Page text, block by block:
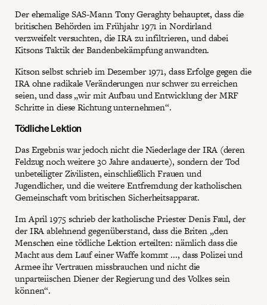
Der ehemalige SAS-Mann Tony Geraghty behauptet, dass die
britischen Behörden im Frühjahr 1971 in Nordirland
verzweifelt versuchten, die IRA zu infiltrieren, und dabei
Kitsons Taktik der Bandenbekämpfung anwandten.
Kitson selbst schrieb im Dezember 1971, dass Erfolge gegen die
IRA ohne radikale Veränderungen nur schwer zu erreichen
seien, und dass „wir mit Aufbau und Entwicklung der MRF
Schritte in diese Richtung unternehmen“.
Tödliche Lektion
Das Ergebnis war jedoch nicht die Niederlage der IRA (deren
Feldzug noch weitere 30 Jahre andauerte), sondern der Tod
unbeteiligter Zivilisten, einschließlich Frauen und
Jugendlicher, und die weitere Entfremdung der katholischen
Gemeinschaft vom britischen Sicherheitsapparat.
Im April 1975 schrieb der katholische Priester Denis Faul, der
der IRA ablehnend gegenüberstand, dass die Briten „den
Menschen eine tödliche Lektion erteilten: nämlich dass die
Macht aus dem Lauf einer Waffe kommt ..., dass Polizei und
Armee ihr Vertrauen missbrauchen und nicht die
unparteiischen Diener der Regierung und des Volkes sein
können“.